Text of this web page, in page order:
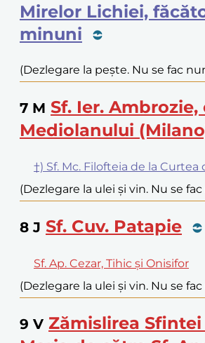
Mirelor Lichiei,
minuni
(Dezlegare la pește. Nu se fac
7 M Sf. Ier. Ambrozie,
Mediolanului
†) Sf. Mc. Filofteia de la Curtea
(Dezlegare la ulei și vin. Nu se
8 J Sf. Cuv. Patapie
Sf. Ap. Cezar, Tihic și Onisifor
(Dezlegare la ulei și vin. Nu se
9 V Zămislirea